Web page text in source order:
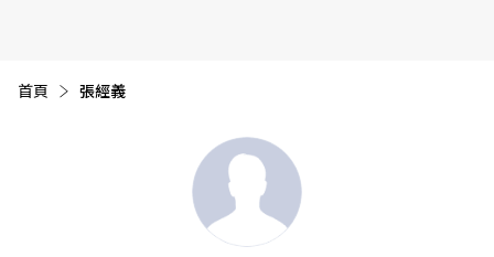
首頁 目前頁面：
張經義